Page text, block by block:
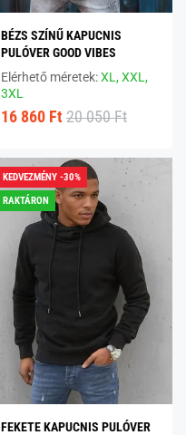
BÉZS SZÍNŰ KAPUCNIS
PULÓVER GOOD VIBES
Elérhető méretek:XL,XXL,
3XL
16 860 Ft 20 050 Ft
KEDVEZMÉNY -30%
RAKTÁRON
FEKETE KAPUCNIS PULÓVER